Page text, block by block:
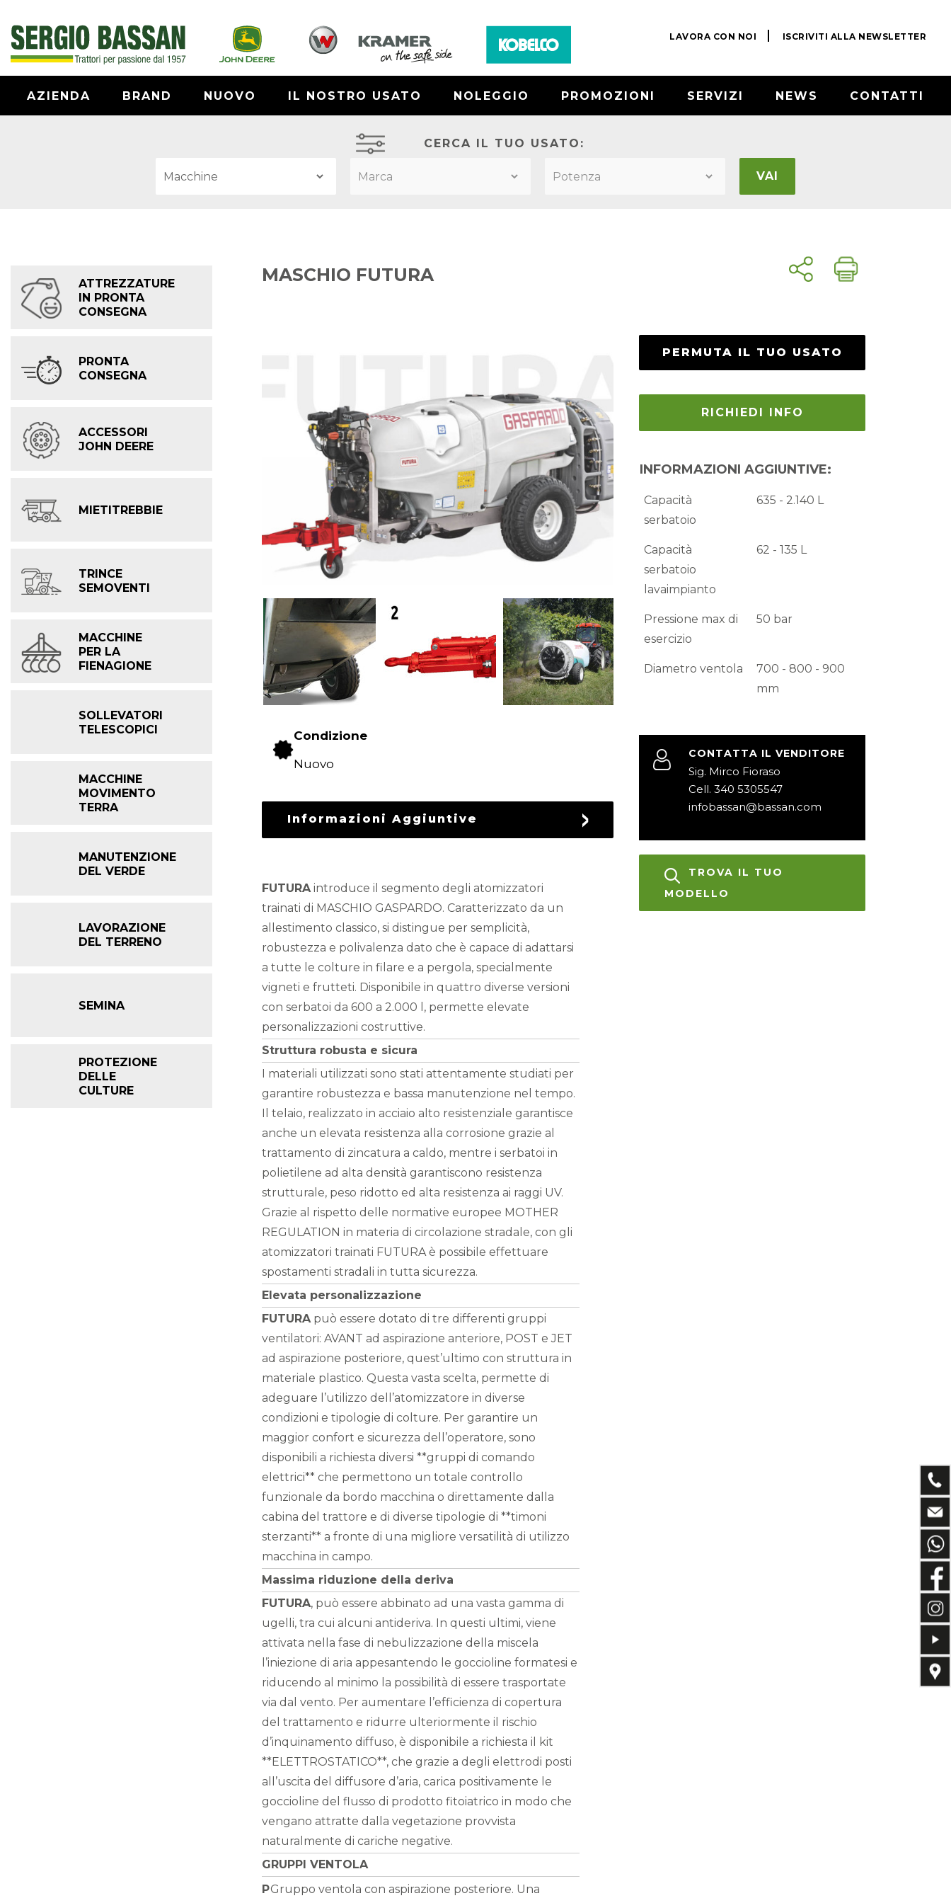
LAVORA CON NOI ISCRIVITI ALLA NEWSLETTER
AZIENDA BRAND NUOVO IL NOSTRO USATO NOLEGGIO PROMOZIONI SERVIZI NEWS CONTATTI
CERCA IL TUO USATO:
VAI
PERMUTA IL TUO USATO
RICHIEDI INFO
INFORMAZIONI AGGIUNTIVE:
Capacità
serbatoio
635 - 2.140 L
Capacità
serbatoio
lavaimpianto
62 - 135 L
Pressione max di
esercizio
50 bar
Diametro ventola
700 - 800 - 900
mm
CONTATTA IL VENDITORE
Sig. Mirco Fioraso
Cell. 340 5305547
infobassan@bassan.com
TROVA IL TUO
MODELLO
MASCHIO FUTURA
Condizione
Nuovo
Informazioni Aggiuntive
FUTURAintroduce il segmento degli atomizzatori
trainati di MASCHIO GASPARDO. Caratterizzato da un
allestimento classico, si distingue per semplicità,
robustezza e polivalenza dato che è capace di adattarsi
a tutte le colture in filare e a pergola, specialmente
vigneti e frutteti. Disponibile in quattro diverse versioni
con serbatoi da 600 a 2.000 l, permette elevate
personalizzazioni costruttive.
Struttura robusta e sicura
I materiali utilizzati sono stati attentamente studiati per
garantire robustezza e bassa manutenzione nel tempo.
Il telaio, realizzato in acciaio alto resistenziale garantisce
anche un elevata resistenza alla corrosione grazie al
trattamento di zincatura a caldo, mentre i serbatoi in
polietilene ad alta densità garantiscono resistenza
strutturale, peso ridotto ed alta resistenza ai raggi UV.
Grazie al rispetto delle normative europee MOTHER
REGULATION in materia di circolazione stradale, con gli
atomizzatori trainati FUTURA è possibile effettuare
spostamenti stradali in tutta sicurezza.
Elevata personalizzazione
FUTURApuò essere dotato di tre differenti gruppi
ventilatori: AVANT ad aspirazione anteriore, POST e JET
ad aspirazione posteriore, quest’ultimo con struttura in
materiale plastico. Questa vasta scelta, permette di
adeguare l’utilizzo dell’atomizzatore in diverse
condizioni e tipologie di colture. Per garantire un
maggior confort e sicurezza dell’operatore, sono
disponibili a richiesta diversi **gruppi di comando
elettrici** che permettono un totale controllo
funzionale da bordo macchina o direttamente dalla
cabina del trattore e di diverse tipologie di **timoni
sterzanti** a fronte di una migliore versatilità di utilizzo
macchina in campo.
Massima riduzione della deriva
FUTURA, può essere abbinato ad una vasta gamma di
ugelli, tra cui alcuni antideriva. In questi ultimi, viene
attivata nella fase di nebulizzazione della miscela
l’iniezione di aria appesantendo le goccioline formatesi e
riducendo al minimo la possibilità di essere trasportate
via dal vento. Per aumentare l’efficienza di copertura
del trattamento e ridurre ulteriormente il rischio
d’inquinamento diffuso, è disponibile a richiesta il kit
**ELETTROSTATICO**, che grazie a degli elettrodi posti
all’uscita del diffusore d’aria, carica positivamente le
goccioline del flusso di prodotto fitoiatrico in modo che
vengano attratte dalla vegetazione provvista
naturalmente di cariche negative.
GRUPPI VENTOLA
PGruppo ventola con aspirazione posteriore. Una
ATTREZZATURE
IN PRONTA
CONSEGNA
PRONTA
CONSEGNA
ACCESSORI
JOHN DEERE
MIETITREBBIE
TRINCE
SEMOVENTI
MACCHINE
PER LA
FIENAGIONE
SOLLEVATORI
TELESCOPICI
MACCHINE
MOVIMENTO
TERRA
MANUTENZIONE
DEL VERDE
LAVORAZIONE
DEL TERRENO
SEMINA
PROTEZIONE
DELLE
CULTURE